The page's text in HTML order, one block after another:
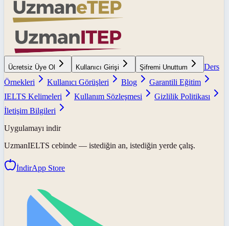
Ücretsiz Üye Ol Kullanıcı Girişi Şifremi Unuttum
Ders
Örnekleri
Kullanıcı Görüşleri Blog
Garantili Eğitim
IELTS Kelimeleri
Kullanım Sözleşmesi
Gizlilik Politikası
İletişim Bilgileri
Uygulamayı indir
UzmanIELTS cebinde — istediğin an, istediğin yerde çalış.
İndirApp Store